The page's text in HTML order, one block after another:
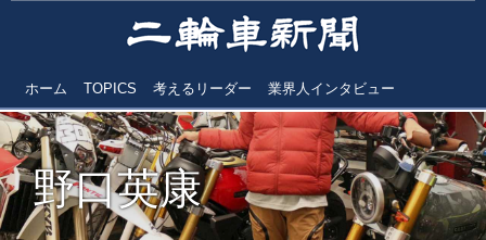
ホーム TOPICS 考えるリーダー 業界人インタビュー
野口英康